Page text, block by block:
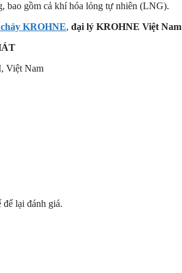
bao gồm cả khí hóa lỏng tự nhiên (LNG).
KROHNE, đại lý KROHNE Việt Nam
Việt Nam
để lại đánh giá.